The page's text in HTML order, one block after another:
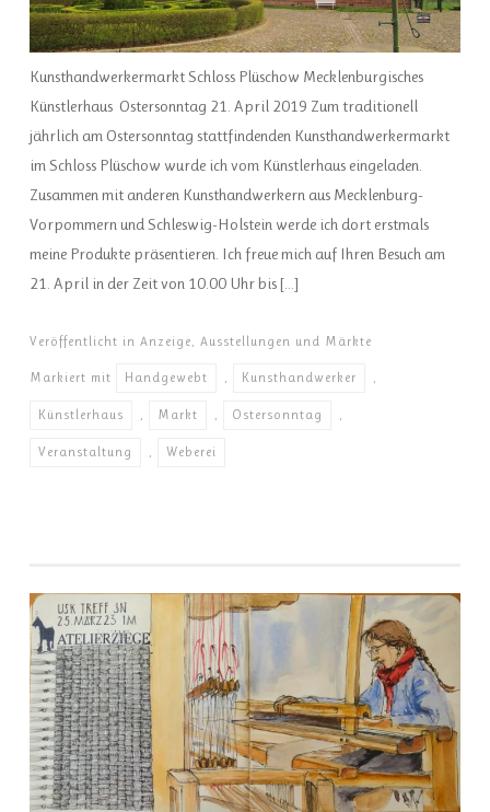
Kunsthandwerkermarkt Schloss Plüschow Mecklenburgisches
Künstlerhaus Ostersonntag 21. April 2019 Zum traditionell
jährlich am Ostersonntag stattfindenden Kunsthandwerkermarkt
im Schloss Plüschow wurde ich vom Künstlerhaus eingeladen.
Zusammen mit anderen Kunsthandwerkern aus Mecklenburg-
Vorpommern und Schleswig-Holstein werde ich dort erstmals
meine Produkte präsentieren. Ich freue mich auf Ihren Besuch am
21. April in der Zeit von 10.00 Uhr bis […]
Veröffentlicht in Anzeige Ausstellungen und Märkte
Markiert mit Handgewebt Kunsthandwerker
Künstlerhaus Markt Ostersonntag
Veranstaltung Weberei